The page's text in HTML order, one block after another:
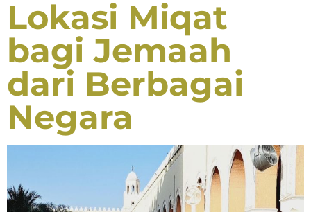
Lokasi Miqat
bagi Jemaah
dari Berbagai
Negara